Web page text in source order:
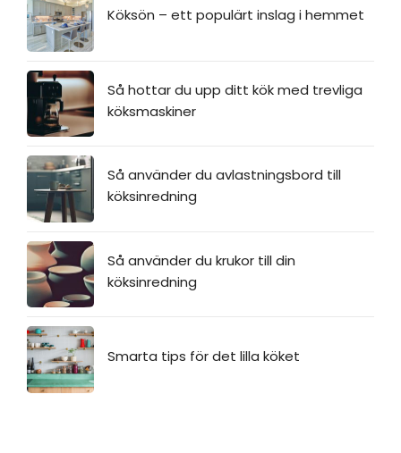
Köksön – ett populärt inslag i hemmet
Så hottar du upp ditt kök med trevliga
köksmaskiner
Så använder du avlastningsbord till
köksinredning
Så använder du krukor till din
köksinredning
Smarta tips för det lilla köket